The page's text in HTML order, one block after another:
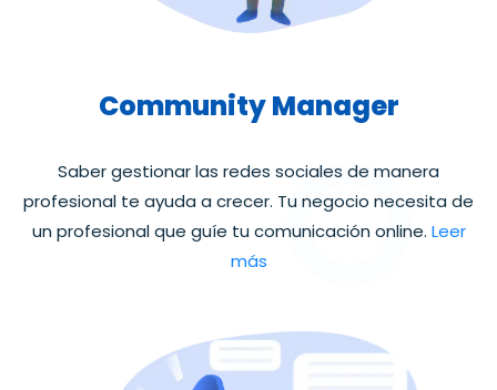
Community Manager
Saber gestionar las redes sociales de manera
profesional te ayuda a crecer. Tu negocio necesita de
un profesional que guíe tu comunicación online. Leer
más